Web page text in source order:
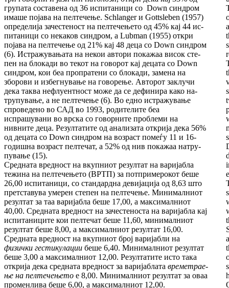
групата составена од 36 ис­питаници со Down синдром
имаше по­ја­ва на пелтечење. Schlanger и Gottsleben (1957)
оп­ределија за­чес­теност на пелтечењето од 45% кај 44 ис­
пи­таници со некаков синдром, а Lubman (1955) откри
појава на пелтечење од 21% кај 48 деца со Down синдром
(6). Ис­тра­жувањата на не­кои автори покажаа висок сте­
пен на блокади во текот на говорот кај де­ца­та со Down
син­дром, кои беа пропратени со блокади, замена на
зборови и избегнување на говорење. Авторот заклучи
дека таква не­флу­ентност може да се дефинира како на­
тру­пу­ва­ње, а не пелтечење (6). Во едно ис­тра­жу­ва­ње
спро­ведено во САД во 1993, родителите беа
испрашувани во врска со говорните про­бле­ми на
нивните деца. Резултатите од ана­ли­за­та от­кри­ја дека 56%
од децата со Down син­дром на возраст помеѓу 11 и 16-
годишна воз­раст пелтечат, а 52% од нив покажаа на­тру­
пу­ва­ње (15).
Средната вредност на вкупниот резултат на варијабла
тежина на пелтечењето (ВРТП) за потпримерокот беше
26,00 ис­пи­та­ни­ци, со стандардна девијација од 8,63 што
прет­ставува умерен степен на пелтечење. Ми­ни­малниот
резултат за таа варијабла беше 17,00, а максималниот
40,00. Средната вред­ност на за­чес­теноста на варијабла кај
ис­пи­та­ниците кои пелтечат беше 11,60, ми­ни­мал­ниот
резултат беше 8,00, а максималниот ре­зултат 16,00.
Средната вредност на вкуп­ни­от број варијаб­ли на
физички гестикулации бе­ше 6,40. Минималниот резултат
беше 3,00 а мак­си­малниот 12,00. Резултатите исто така
от­кри­ја дека сре­дната вредност за варијаблата вре­­ме­трае­
ње на пелтечењето е 8,00. Ми­ни­мал­ниот ре­зултат за оваа
променлива беше 6,00, а мак­си­малниот 12,00.